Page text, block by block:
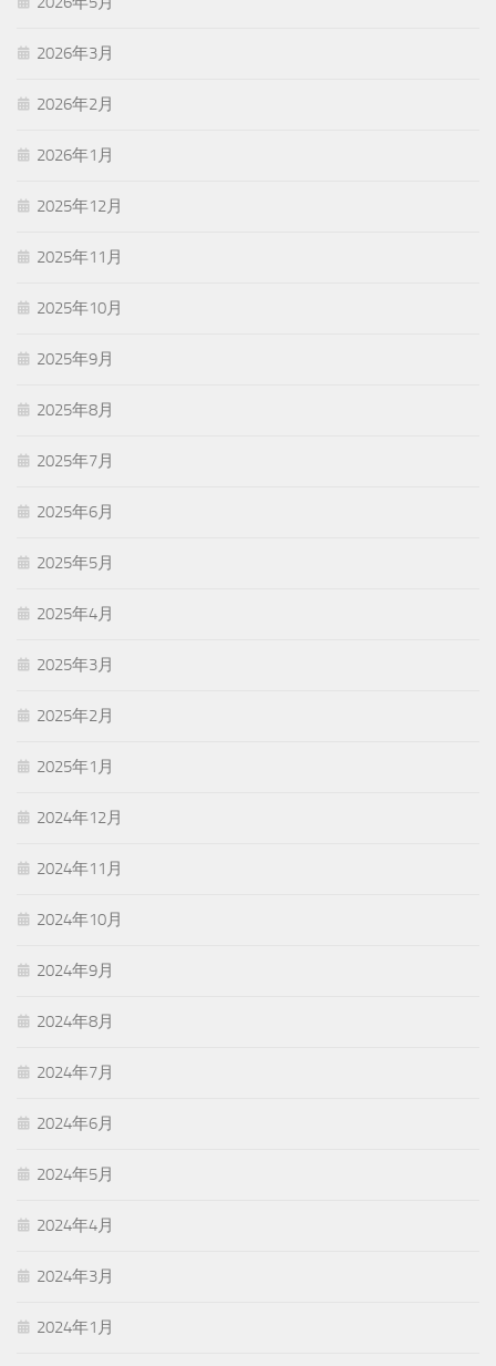
2026年3月
2026年2月
2026年1月
2025年12月
2025年11月
2025年10月
2025年9月
2025年8月
2025年7月
2025年6月
2025年5月
2025年4月
2025年3月
2025年2月
2025年1月
2024年12月
2024年11月
2024年10月
2024年9月
2024年8月
2024年7月
2024年6月
2024年5月
2024年4月
2024年3月
2024年1月